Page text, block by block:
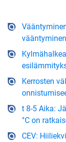
Kerrosten
t 8-5 Aika:
°C on
CEV: